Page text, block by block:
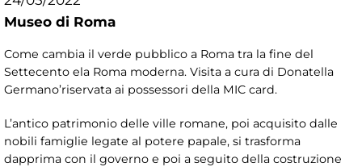
Museo di Roma
Come cambia il verde pubblico a Roma tra la fine del
Settecento ela Roma moderna. Visita a cura di Donatella
Germano’riservata ai possessori della MIC card.
L’antico patrimonio delle ville romane, poi acquisito dalle
nobili famiglie legate al potere papale, si trasforma
dapprima con il governo e poi a seguito della costruzione